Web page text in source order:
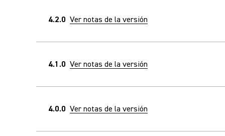
4.2.0 Ver notas de la versión
4.1.0 Ver notas de la versión
4.0.0 Ver notas de la versión